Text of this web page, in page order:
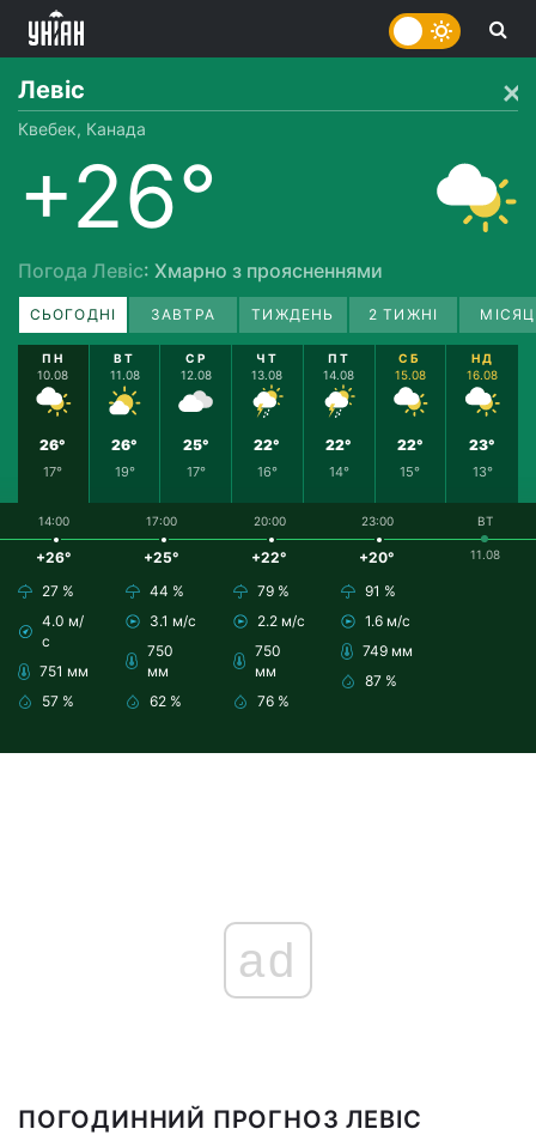
Левіс
Квебек, Канада
+26°
Погода Левіс: Хмарно з проясненнями
СЬОГОДНІ ЗАВТРА ТИЖДЕНЬ 2 ТИЖНІ
ПН
10.08
26°
17°
ВТ
11.08
26°
19°
СР
12.08
25°
17°
ЧТ
13.08
22°
16°
ПТ
14.08
22°
14°
СБ
15.08
22°
15°
НД
16.08
23°
13°
14:00
+26°
27 %
4.0 м/
с
751 мм
57 %
17:00
+25°
44 %
3.1 м/с
750
мм
62 %
20:00
+22°
79 %
2.2 м/с
750
мм
76 %
23:00
+20°
91 %
1.6 м/с
749 мм
87 %
ВТ
11.08
ad
ПОГОДИННИЙ ПРОГНОЗ ЛЕВІС